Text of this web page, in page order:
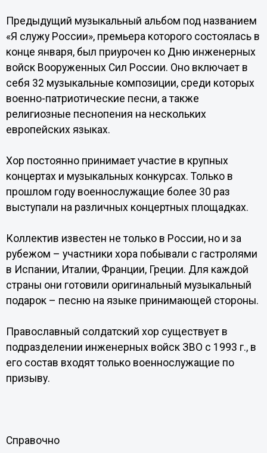
Предыдущий музыкальный альбом под названием
«Я служу России», премьера которого состоялась в
конце января, был приурочен ко Дню инженерных
войск Вооруженных Сил России. Оно включает в
себя 32 музыкальные композиции, среди которых
военно-патриотические песни, а также
религиозные песнопения на нескольких
европейских языках.
Хор постоянно принимает участие в крупных
концертах и музыкальных конкурсах. Только в
прошлом году военнослужащие более 30 раз
выступали на различных концертных площадках.
Коллектив известен не только в России, но и за
рубежом – участники хора побывали с гастролями
в Испании, Италии, Франции, Греции. Для каждой
страны они готовили оригинальный музыкальный
подарок – песню на языке принимающей стороны.
Православный солдатский хор существует в
подразделении инженерных войск ЗВО с 1993 г., в
его состав входят только военнослужащие по
призыву.
Справочно